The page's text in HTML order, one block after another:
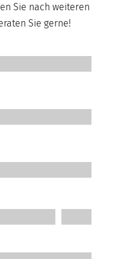
Sie nach weiteren
Sie gerne!